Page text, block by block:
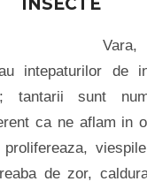
intepaturilor de
tantarii sunt
ca ne aflam in
de zor,